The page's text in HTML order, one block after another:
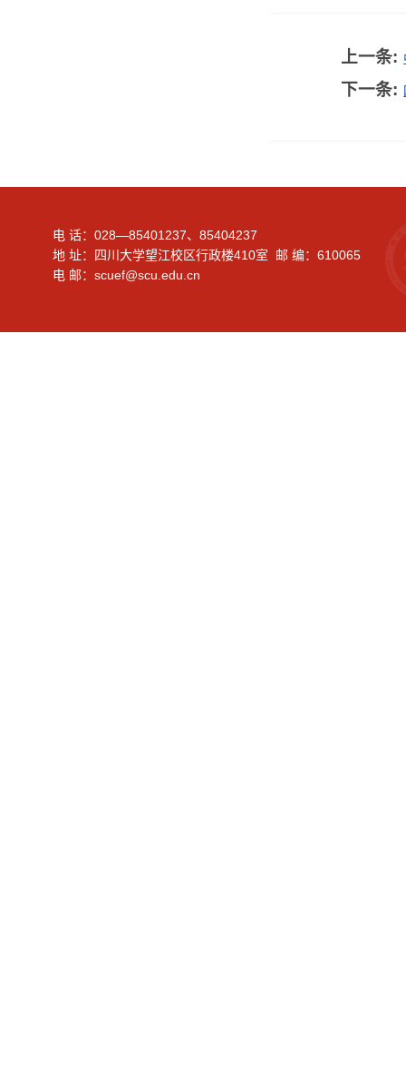
上一条:
下一条:
电 话：028—85401237、85404237
地 址：四川大学望江校区行政楼410室 邮 编：610065
电 邮：scuef@scu.edu.cn